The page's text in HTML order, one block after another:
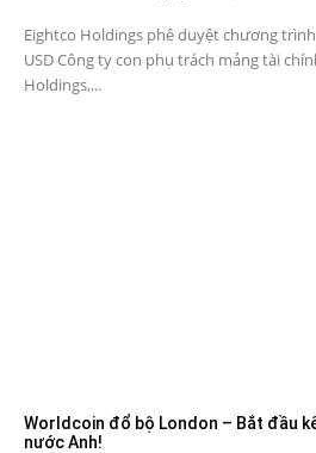
Eightco Holdings phê duyệt chương
USD Công ty con phụ trách mảng tài
Holdings,...
Worldcoin đổ bộ London – Bắt đầu
nước Anh!